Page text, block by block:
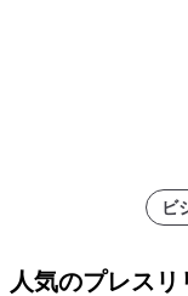
ビ
人気のプレスリ